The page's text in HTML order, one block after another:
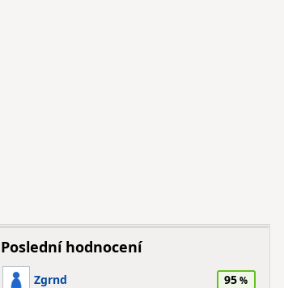
Poslední hodnocení
Zgrnd 95